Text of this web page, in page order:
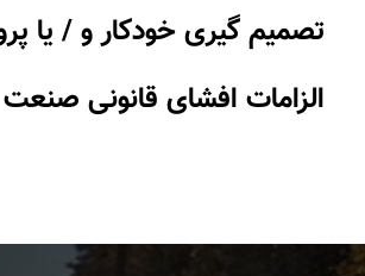
تصمیم گیری خودکار و / یا
الزامات افشای قانونی صنعت